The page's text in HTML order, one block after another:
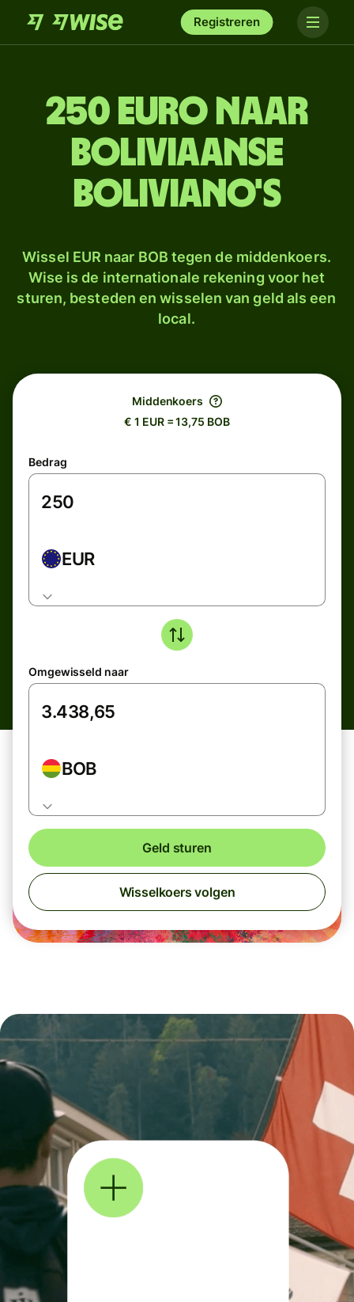
Registreren
250 euro naar
Boliviaanse
boliviano's
Wissel EUR naar BOB tegen de middenkoers.
Wise is de internationale rekening voor het
sturen, besteden en wisselen van geld als een
local.
Middenkoers
€ 1 EUR = 13,75 BOB
Bedrag
EUR
Omgewisseld naar
BOB
Geld sturen
Wisselkoers volgen